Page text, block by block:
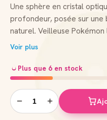
Une sphère en cristal
profondeur, posée sur une
naturel. Veilleuse
jour : un double usage qui mêle
Pokémon Salamèche est le
reconnaissable à la flamme
Cette Pokéball en cristal
caractéristiques (petite
caudale), gravés
Voir plus
Plus que 6 en stock
− +